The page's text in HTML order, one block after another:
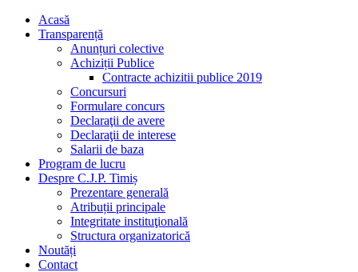
Acasă
Transparență
Anunțuri colective
Achiziții Publice
Contracte achizitii publice 2019
Concursuri
Formulare concurs
Declaraţii de avere
Declaraţii de interese
Salarii de baza
Program de lucru
Despre C.J.P. Timiș
Prezentare generală
Atribuții principale
Integritate instituţională
Structura organizatorică
Noutăți
Contact